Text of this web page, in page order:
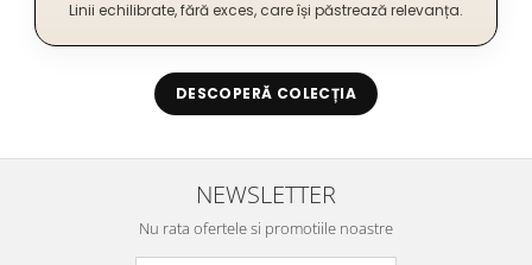
Linii echilibrate, fără exces, care își păstrează relevanța.
DESCOPERĂ COLECȚIA
NEWSLETTER
Nu rata ofertele si promotiile noastre